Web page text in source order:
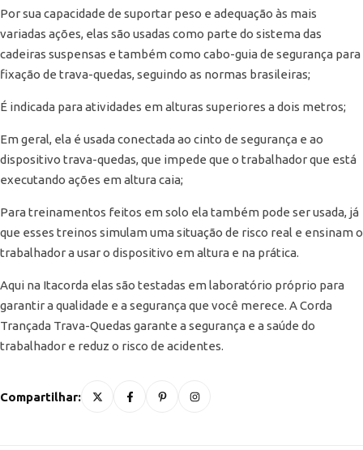
Por sua capacidade de suportar peso e adequação às mais
variadas ações, elas são usadas como parte do sistema das
cadeiras suspensas e também como cabo-guia de segurança para
fixação de trava-quedas, seguindo as normas brasileiras;
É indicada para atividades em alturas superiores a dois metros;
Em geral, ela é usada conectada ao cinto de segurança e ao
dispositivo trava-quedas, que impede que o trabalhador que está
executando ações em altura caia;
Para treinamentos feitos em solo ela também pode ser usada, já
que esses treinos simulam uma situação de risco real e ensinam o
trabalhador a usar o dispositivo em altura e na prática.
Aqui na Itacorda elas são testadas em laboratório próprio para
garantir a qualidade e a segurança que você merece. A Corda
Trançada Trava-Quedas garante a segurança e a saúde do
trabalhador e reduz o risco de acidentes.
Compartilhar: